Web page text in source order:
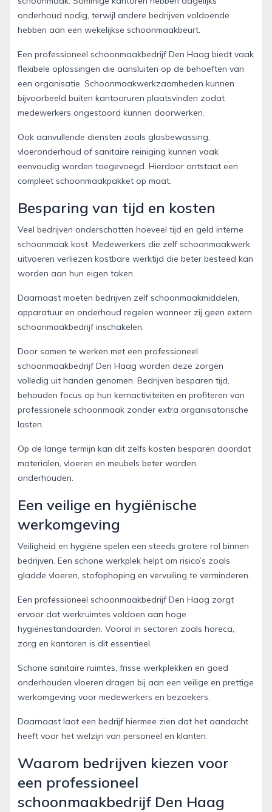
onderhoud nodig, terwijl andere bedrijven voldoende
hebben aan een wekelijkse schoonmaakbeurt.
Een professioneel schoonmaakbedrijf Den Haag biedt vaak
flexibele oplossingen die aansluiten op de behoeften van
een organisatie. Schoonmaakwerkzaamheden kunnen
bijvoorbeeld buiten kantooruren plaatsvinden zodat
medewerkers ongestoord kunnen doorwerken.
Ook aanvullende diensten zoals glasbewassing,
vloeronderhoud of sanitaire reiniging kunnen vaak
eenvoudig worden toegevoegd. Hierdoor ontstaat een
compleet schoonmaakpakket op maat.
Besparing van tijd en kosten
Veel bedrijven onderschatten hoeveel tijd en geld interne
schoonmaak kost. Medewerkers die zelf schoonmaakwerk
uitvoeren verliezen kostbare werktijd die beter besteed kan
worden aan hun eigen taken.
Daarnaast moeten bedrijven zelf schoonmaakmiddelen,
apparatuur en onderhoud regelen wanneer zij geen extern
schoonmaakbedrijf inschakelen.
Door samen te werken met een professioneel
schoonmaakbedrijf Den Haag worden deze zorgen
volledig uit handen genomen. Bedrijven besparen tijd,
behouden focus op hun kernactiviteiten en profiteren van
professionele schoonmaak zonder extra organisatorische
lasten.
Op de lange termijn kan dit zelfs kosten besparen doordat
materialen, vloeren en meubels beter worden
onderhouden.
Een veilige en hygiënische
werkomgeving
Veiligheid en hygiëne spelen een steeds grotere rol binnen
bedrijven. Een schone werkplek helpt om risico’s zoals
gladde vloeren, stofophoping en vervuiling te verminderen.
Een professioneel schoonmaakbedrijf Den Haag zorgt
ervoor dat werkruimtes voldoen aan hoge
hygiënestandaarden. Vooral in sectoren zoals horeca,
zorg en kantoren is dit essentieel.
Schone sanitaire ruimtes, frisse werkplekken en goed
onderhouden vloeren dragen bij aan een veilige en prettige
werkomgeving voor medewerkers en bezoekers.
Daarnaast laat een bedrijf hiermee zien dat het aandacht
heeft voor het welzijn van personeel en klanten.
Waarom bedrijven kiezen voor
een professioneel
schoonmaakbedrijf Den Haag